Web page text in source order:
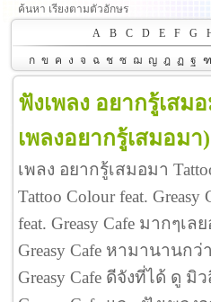
ค้นหา เรียงตามตัวอักษร
A
B C D E F G
ก ข ค ง จ ฉ ช ซ ฌ ญ ฎ ฏ ฐ ฑ
ฟังเพลง อยากรู้เสม
เพลงอยากรู้เสมอมา)
เพลง อยากรู้เสมอมา
Tattoo Colour feat.
feat. Greasy Cafe มากๆเ
Greasy Cafe หามานานกว่
Greasy Cafe ดีจังที่ได้ ดู มิ